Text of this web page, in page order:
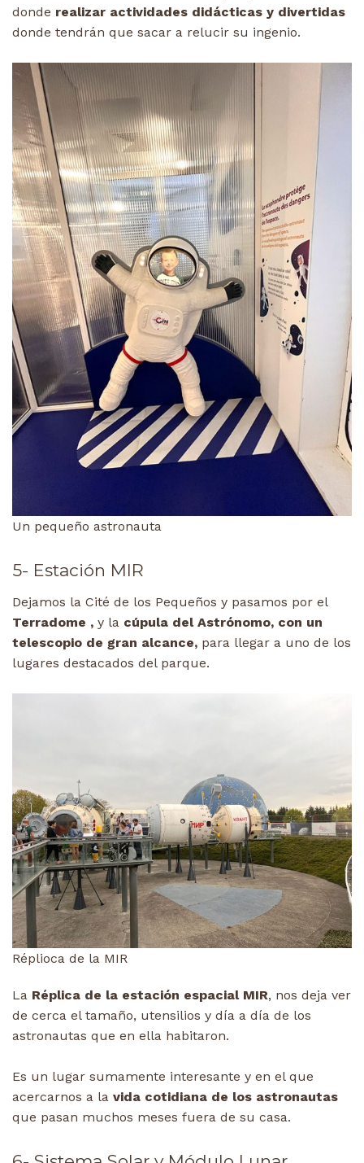
donde realizar actividades didácticas y divertidas
donde tendrán que sacar a relucir su ingenio.
Un pequeño astronauta
5- Estación MIR
Dejamos la Cité de los Pequeños y pasamos por el
Terradome , y la cúpula del Astrónomo, con un
telescopio de gran alcance, para llegar a uno de los
lugares destacados del parque.
Réplioca de la MIR
La Réplica de la estación espacial MIR, nos deja ver
de cerca el tamaño, utensilios y día a día de los
astronautas que en ella habitaron.
Es un lugar sumamente interesante y en el que
acercarnos a la vida cotidiana de los astronautas
que pasan muchos meses fuera de su casa.